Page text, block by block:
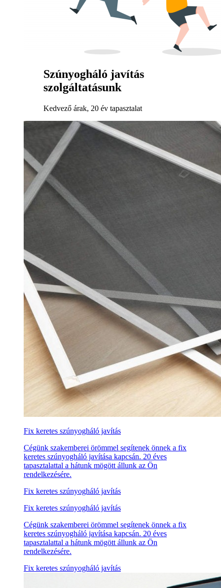
Szúnyogháló javítás
szolgáltatásunk
Kedvező árak, 20 év tapasztalat
Fix keretes szúnyogháló javítás
Cégünk szakemberei örömmel segítenek önnek a fix
keretes szúnyogháló javítása kapcsán. 20 éves
tapasztalattal a hátunk mögött állunk az Ön
rendelkezésére.
Fix keretes szúnyogháló javítás
Fix keretes szúnyogháló javítás
Cégünk szakemberei örömmel segítenek önnek a fix
keretes szúnyogháló javítása kapcsán. 20 éves
tapasztalattal a hátunk mögött állunk az Ön
rendelkezésére.
Fix keretes szúnyogháló javítás